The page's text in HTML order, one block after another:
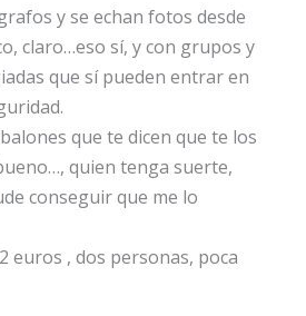
y se echan fotos desde
claro…eso sí, y con grupos y
que sí pueden entrar en
que te dicen que te los
quien tenga suerte,
conseguir que me lo
euros , dos personas, poca